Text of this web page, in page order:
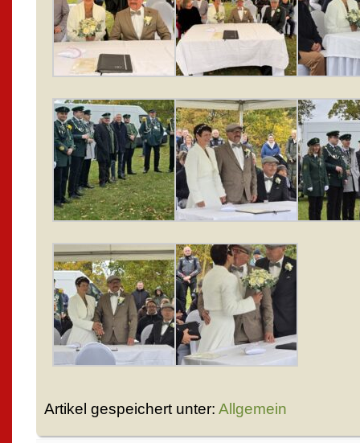
Artikel gespeichert unter: Allgemein